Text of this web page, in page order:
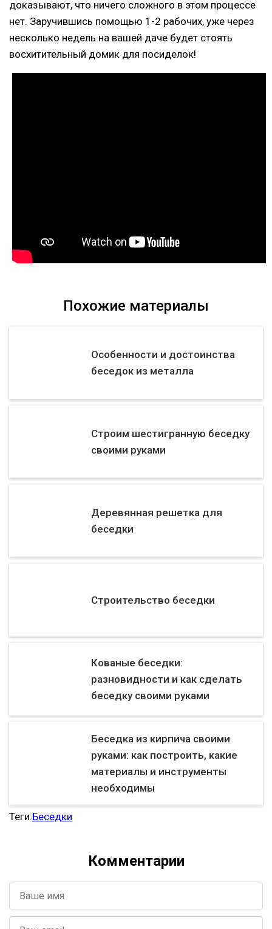
доказывают, что ничего сложного в этом процессе
нет. Заручившись помощью 1-2 рабочих, уже через
несколько недель на вашей даче будет стоять
восхитительный домик для посиделок!
Похожие материалы
Особенности и достоинства
беседок из металла
Строим шестигранную беседку
своими руками
Деревянная решетка для
беседки
Строительство беседки
Кованые беседки:
разновидности и как сделать
беседку своими руками
Беседка из кирпича своими
руками: как построить, какие
материалы и инструменты
необходимы
Теги:Беседки
Комментарии